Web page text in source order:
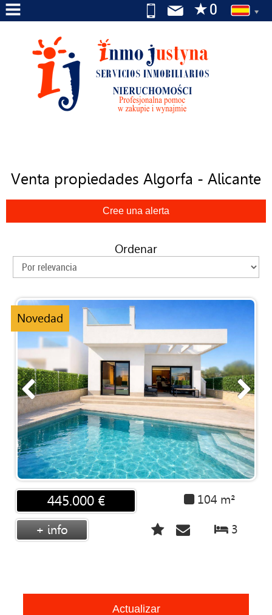
INICIO
NOSOTROS
SERVICIOS
EN
ALQUILER
PUBLICA
VIVIENDA
CONTACTO
ASESORIA
Venta propiedades Algorfa - Alicante
Ordenar
Novedad
445.000 € 104 m²
3
+ info